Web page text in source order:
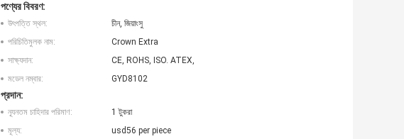
পণ্যের বিবরণ:
উৎপত্তি স্থল:
চীন, জিয়াংসু
পরিচিতিমুলক নাম:
Crown Extra
সাক্ষ্যদান:
CE, ROHS, ISO. ATEX,
মডেল নম্বার:
GYD8102
প্রদান:
ন্যূনতম চাহিদার পরিমাণ:
1 টুকরা
মূল্য:
usd56 per piece